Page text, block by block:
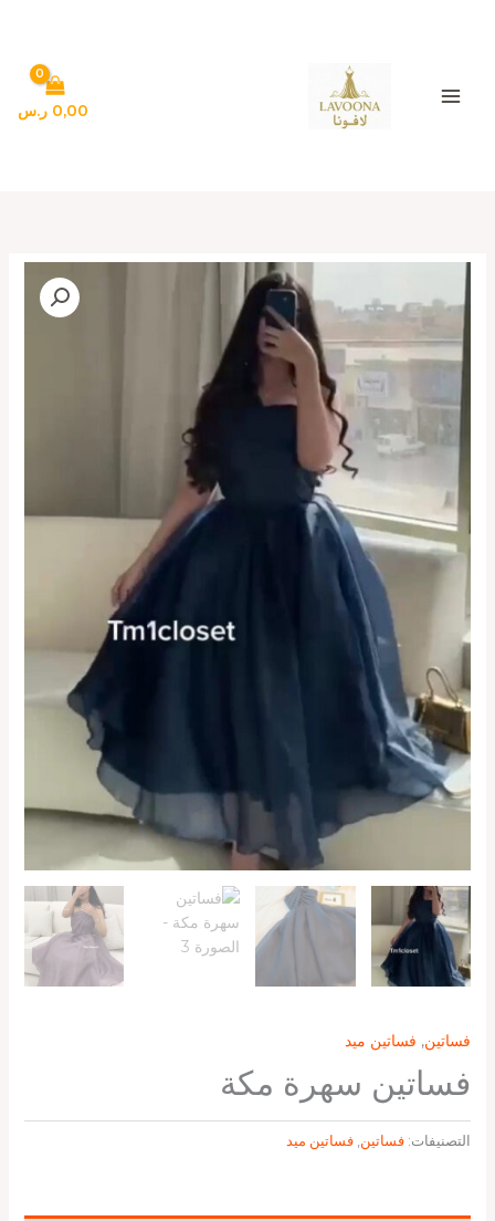
0,00 ر.س
فساتين, فساتين ميد
فساتين سهرة مكة
التصنيفات: فساتين فساتين ميد